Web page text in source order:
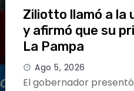
Ziliotto llamó a la
y afirmó que su
La Pampa
Ago 5, 2026
El gobernador